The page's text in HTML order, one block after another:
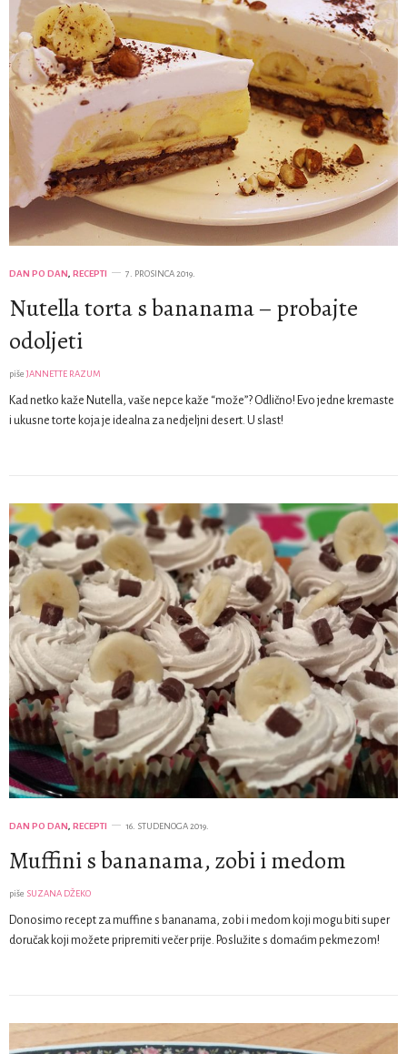
DAN PO DAN, RECEPTI 7. PROSINCA 2019.
Nutella torta s bananama – probajte
odoljeti
piše JANNETTE RAZUM
Kad netko kaže Nutella, vaše nepce kaže “može”? Odlično! Evo jedne kremaste
i ukusne torte koja je idealna za nedjeljni desert. U slast!
DAN PO DAN, RECEPTI 16. STUDENOGA 2019.
Muffini s bananama, zobi i medom
piše SUZANA DŽEKO
Donosimo recept za muffine s bananama, zobi i medom koji mogu biti super
doručak koji možete pripremiti večer prije. Poslužite s domaćim pekmezom!